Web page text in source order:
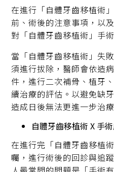
在進行「自體牙齒移植術
前、術後的注意事項，以
對「自體牙齒移植術」手
當「自體牙齒移植術」失
須進行拔除，醫師會依造
件，進行二次補骨、植牙
續治療的評估。以避免缺
造成日後無法更進一步治
自體牙齒移植術 X 手
在進行完「自體牙齒移植
囑，進行術後的回診與追